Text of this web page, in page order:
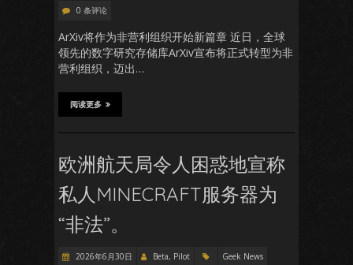
0 条评论
ArXiv将作为非营利组织开始新篇章 近日，全球
领先的数字研究存储库ArXiv宣布将正式转型为非
营利组织，迈出…
阅读更多
欧洲航天局令人困惑地宣称
私人MINECRAFT服务器为
“非法”。
2026年6月30日 Beta, Pilot
Geek News